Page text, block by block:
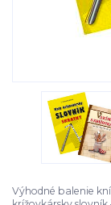
Výhodné balenie